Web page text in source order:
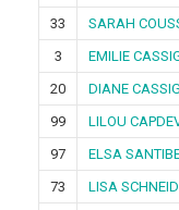
33
SARAH
3
EMILIE
20
DIANE
99
LILOU
97
ELSA
73
LISA